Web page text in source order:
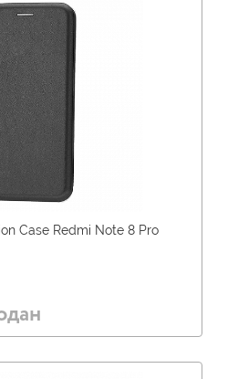
Case Redmi Note 8 Pro